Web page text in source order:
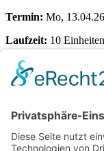
Termin: Mo,
Laufzeit: 10
Ort:
Kosten pro
155,00
Verfügbare Plätze: